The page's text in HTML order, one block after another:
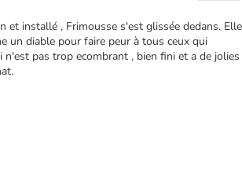
et installé , Frimousse s'est glissée dedans. Elle
un diable pour faire peur à tous ceux qui
n'est pas trop ecombrant , bien fini et a de jolies